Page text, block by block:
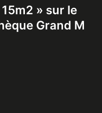
» sur le
Grand M